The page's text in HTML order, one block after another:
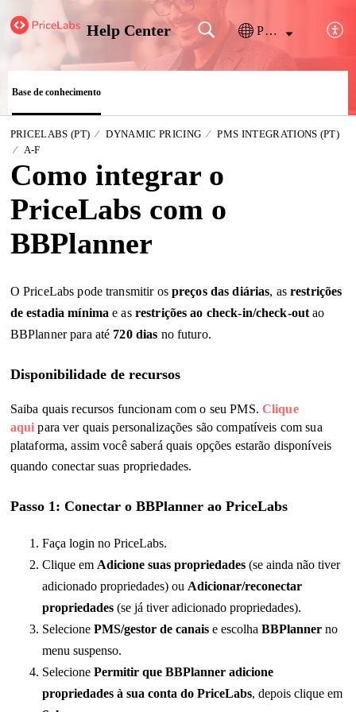
Help Center Português
Base de conhecimento
PRICELABS (PT) DYNAMIC PRICING
PMS INTEGRATIONS (PT)
A-F
Como integrar o
PriceLabs com o
BBPlanner
O PriceLabs pode transmitir os preços das diárias, asrestrições
de estadia mínimae as restrições ao check-in/check-out ao
BBPlanner para até 720 dias no futuro.
Disponibilidade de recursos
Saiba quais recursos funcionam com o seu PMS. Clique
aqui para ver quais personalizações são compatíveis com sua
plataforma, assim você saberá quais opções estarão disponíveis
quando conectar suas propriedades.
Passo 1: Conectar o BBPlanner ao PriceLabs
Faça login no PriceLabs.
Clique em Adicione suas propriedades(se ainda não tiver
adicionado propriedades) ou Adicionar/reconectar
propriedades(se já tiver adicionado propriedades).
Selecione PMS/gestor de canaise escolha BBPlanner no
menu suspenso.
Selecione Permitir que BBPlanner adicione
propriedades à sua conta do PriceLabs, depois clique em